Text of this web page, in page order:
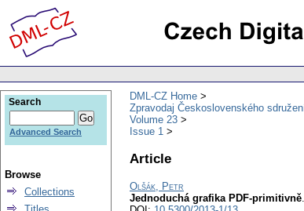
DML-CZ Home
Zpravodaj Československého
Volume 23
Issue 1
Article
Olšák, Petr
Jednoduchá grafika PDF-primitivně.
Search
Advanced Search
Browse
Collections